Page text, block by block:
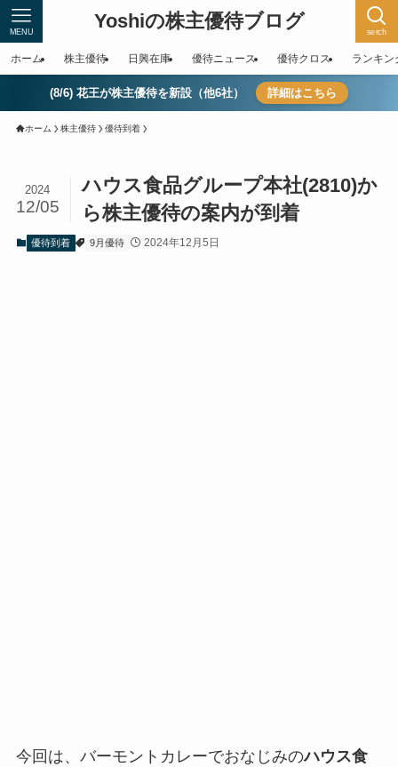
Yoshiの株主優待ブログ serch
MENU
ホーム 株主優待 日興在庫 優待ニュース 優待クロス ランキン
(8/6) 花王が株主優待を新設（他6社） 詳細はこちら
ホーム 株主優待 優待到着
ハウス食品グループ本社(2810)か
ら株主優待の案内が到着
2024
12/05
優待到着 9月優待 2024年12月5日
今回は、バーモントカレーでおなじみのハウス食